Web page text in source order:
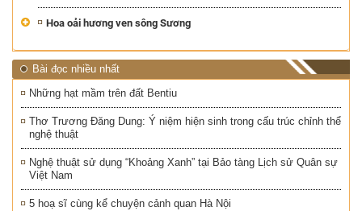
Hoa oải hương ven sông Sương
Bài đọc nhiều nhất
Những hạt mầm trên đất Bentiu
Thơ Trương Đăng Dung: Ý niệm hiện sinh trong cấu trúc chỉnh thể
nghệ thuật
Nghệ thuật sử dụng “Khoảng Xanh” tại Bảo tàng Lịch sử Quân sự
Việt Nam
5 hoạ sĩ cùng kể chuyện cảnh quan Hà Nội